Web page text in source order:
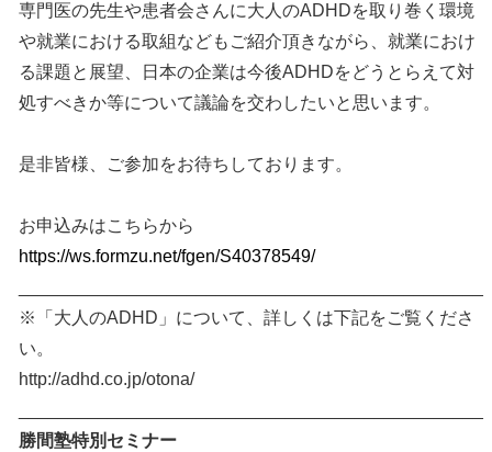
専門医の先生や患者会さんに大人のADHDを取り巻く環境
や就業における取組などもご紹介頂きながら、就業におけ
る課題と展望、日本の企業は今後ADHDをどうとらえて対
処すべきか等について議論を交わしたいと思います。
是非皆様、ご参加をお待ちしております。
お申込みはこちらから
https://ws.formzu.net/fgen/S40378549/
※「大人のADHD」について、詳しくは下記をご覧くださ
い。
http://adhd.co.jp/otona/
勝間塾特別セミナー